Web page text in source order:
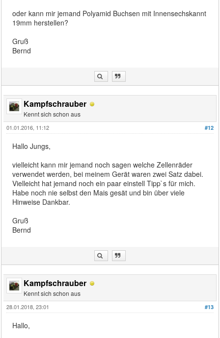
oder kann mir jemand Polyamid Buchsen mit Innensechskannt
19mm herstellen?
Gruß
Bernd
Kampfschrauber
Kennt sich schon aus
#12
01.01.2016, 11:12
Hallo Jungs,
vielleicht kann mir jemand noch sagen welche Zellenräder
verwendet werden, bei meinem Gerät waren zwei Satz dabei.
Vielleicht hat jemand noch ein paar einstell Tipp`s für mich.
Habe noch nie selbst den Mais gesät und bin über viele
Hinweise Dankbar.
Gruß
Bernd
Kampfschrauber
Kennt sich schon aus
#13
28.01.2018, 23:01
Hallo,